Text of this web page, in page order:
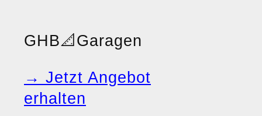
GHB📐 Garagen
→ Jetzt Angebot
erhalten